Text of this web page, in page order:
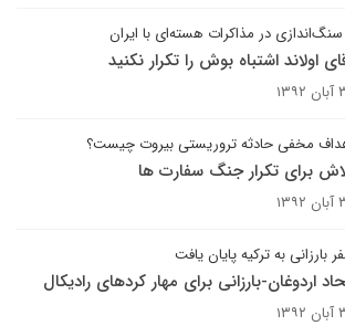
سنگ‌اندازی در مذاکرات هسته‌ای با ایران
اولاند اشتباه بوش را تکرار نکنید
مخفی حادثه تروریستی بیروت چیست؟
برای تکرار جنگ سفارت ها
بارزانی به ترکیه پایان یافت
اردوغان-بارزانی برای مهار کردهای رادیکال